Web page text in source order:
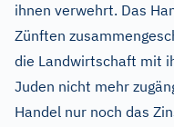
ihnen verwehrt. Das
Zünften
die Landwirtschaft mit
Juden nicht mehr
Handel nur noch das